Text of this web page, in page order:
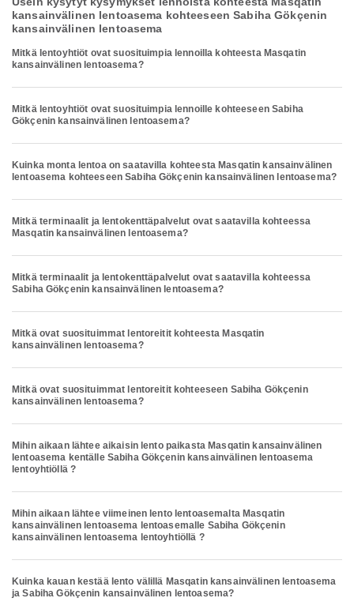
kansainvälinen lentoasema kohteeseen Sabiha Gökçenin
kansainvälinen lentoasema
Mitkä lentoyhtiöt ovat suosituimpia lennoilla kohteesta Masqatin
kansainvälinen lentoasema?
Mitkä lentoyhtiöt ovat suosituimpia lennoille kohteeseen Sabiha
Gökçenin kansainvälinen lentoasema?
Kuinka monta lentoa on saatavilla kohteesta Masqatin kansainvälinen
lentoasema kohteeseen Sabiha Gökçenin kansainvälinen lentoasema?
Mitkä terminaalit ja lentokenttäpalvelut ovat saatavilla kohteessa
Masqatin kansainvälinen lentoasema?
Mitkä terminaalit ja lentokenttäpalvelut ovat saatavilla kohteessa
Sabiha Gökçenin kansainvälinen lentoasema?
Mitkä ovat suosituimmat lentoreitit kohteesta Masqatin
kansainvälinen lentoasema?
Mitkä ovat suosituimmat lentoreitit kohteeseen Sabiha Gökçenin
kansainvälinen lentoasema?
Mihin aikaan lähtee aikaisin lento paikasta Masqatin kansainvälinen
lentoasema kentälle Sabiha Gökçenin kansainvälinen lentoasema
lentoyhtiöllä ?
Mihin aikaan lähtee viimeinen lento lentoasemalta Masqatin
kansainvälinen lentoasema lentoasemalle Sabiha Gökçenin
kansainvälinen lentoasema lentoyhtiöllä ?
Kuinka kauan kestää lento välillä Masqatin kansainvälinen lentoasema
ja Sabiha Gökçenin kansainvälinen lentoasema?